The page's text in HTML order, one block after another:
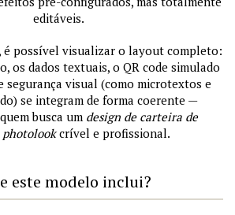
editáveis.
é possível visualizar o layout completo:
os dados textuais, o QR code simulado
segurança visual (como microtextos e
se integram de forma coerente —
busca um design de carteira de
crível e profissional.
este modelo inclui?